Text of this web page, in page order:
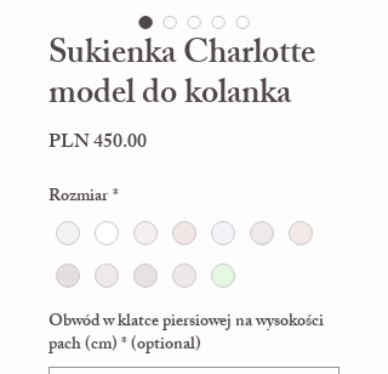
Sukienka Charlotte
model do kolanka
PLN 450.00Price
Rozmiar*
Obwód w klatce piersiowej na wysokości
pach (cm) * (optional)